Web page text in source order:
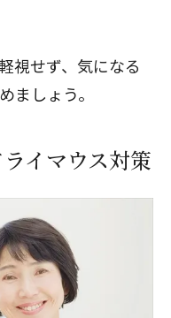
視せず、気になる
ましょう。
イマウス対策